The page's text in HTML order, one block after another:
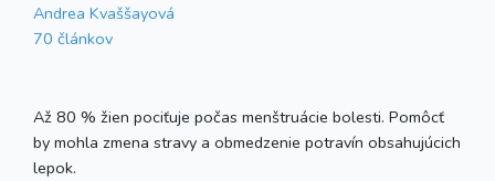
Andrea Kvaššayová
70 článkov
Až 80 % žien pociťuje počas menštruácie bolesti. Pomôcť
by mohla zmena stravy a obmedzenie potravín obsahujúcich
lepok.